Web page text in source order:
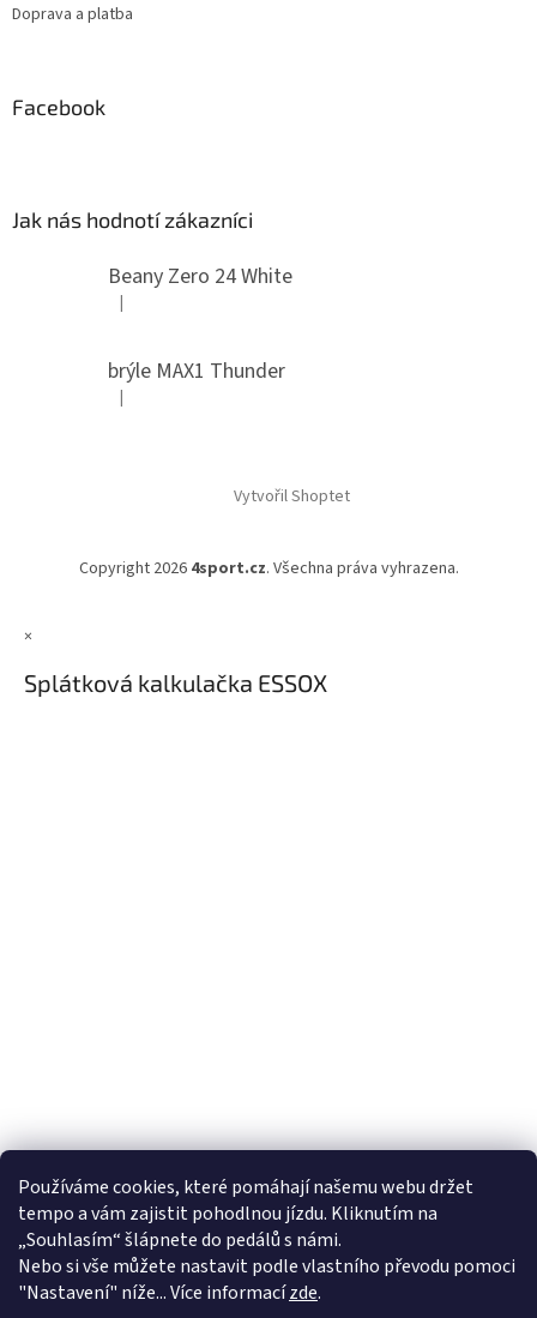
Používáme cookies, které pomáhají našemu webu držet
tempo a vám zajistit pohodlnou jízdu. Kliknutím na
„Souhlasím“ šlápnete do pedálů s námi.
Nebo si vše můžete nastavit podle vlastního převodu pomoci
"Nastavení" níže... Více informacízde.
Doprava a platba
Facebook
Jak nás hodnotí zákazníci
Beany Zero 24 White
Hodnocení produktu je 5 z 5 hvězdiček.
|
brýle MAX1 Thunder
Hodnocení produktu je 5 z 5 hvězdiček.
|
Vytvořil Shoptet
Copyright 2026 4sport.cz. Všechna práva vyhrazena.
×
Splátková kalkulačka ESSOX